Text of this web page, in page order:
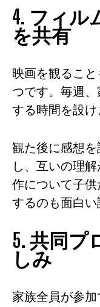
4. フィル
を共有
映画を観るこ
つです。毎週
する時間を設け
観た後に感想
し、互いの理
作について子
するのも面白い
5. 共同プ
しみ
家族全員が参